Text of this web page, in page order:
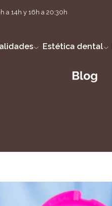
a 14h y 16h a 20:30h
Estética dental